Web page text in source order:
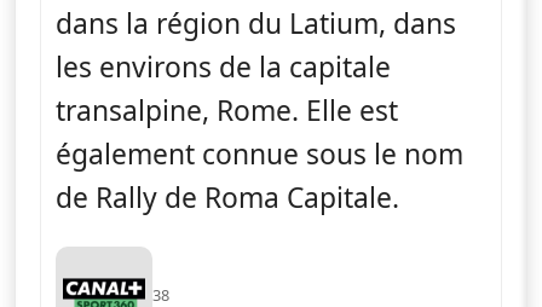
dans la région du Latium, dans
les environs de la capitale
transalpine, Rome. Elle est
également connue sous le nom
de Rally de Roma Capitale.
38